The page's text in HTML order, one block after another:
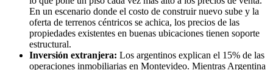
En un escenario donde el costo de construir nuevo sube y la
oferta de terrenos céntricos se achica, los precios de las
propiedades existentes en buenas ubicaciones tienen soporte
estructural.
Inversión extranjera: Los argentinos explican el 15% de las
operaciones inmobiliarias en Montevideo. Mientras Argentina